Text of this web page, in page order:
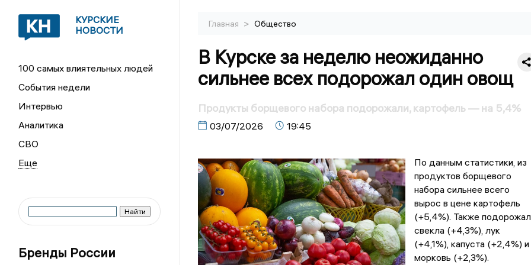
КУРСКИЕ
НОВОСТИ
100 самых влиятельных людей
События недели
Интервью
Аналитика
СВО
Бренды России
Главная > Общество
В Курске за неделю неожиданно
сильнее всех подорожал один овощ
Продукты борщевого набора подорожали, картофель — на 5,4%
03/07/2026 19:45
По данным статистики, из
продуктов борщевого
набора сильнее всего
вырос в цене картофель
(+5,4%). Также
свекла (+4,3%), лук
(+4,1%), капуста (+2,4%) и
морковь (+2,3%).